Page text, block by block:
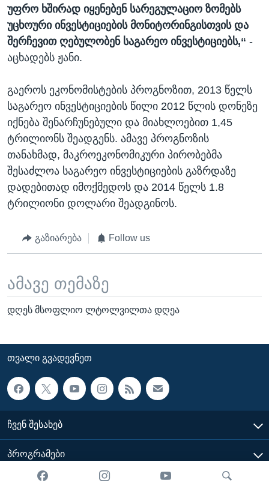
უფრო ხშირად იყენებენ სარეგულაციო ზომებს
უცხოური ინვესტიციების მონიტორინგისთვის და
შერჩევით ღებულობენ საგარეო ინვესტიციებს,“ -
აცხადებს ჟანი.
გაეროს ეკონომისტების პროგნოზით, 2013 წელს
საგარეო ინვესტიციების წილი 2012 წლის დონეზე
იქნება შენარჩუნებული და მიახლოებით 1,45
ტრილიონს შეადგენს. ამავე პროგნოზის
თანახმად, მაკროეკონომიკური პირობებმა
შესაძლოა საგარეო ინვესტიციების გაზრდაზე
დადებითად იმოქმედოს და 2014 წელს 1.8
ტრილიონი დოლარი შეადგინოს.
გაზიარება Follow us
ამავე თემაზე
დღეს მსოფლიო ლტოლვილთა დღეა
ᲗᲕᲐᲚᲘ ᲒᲕᲐᲓᲔᲕᲜᲔᲗ
ᲩᲕᲔᲜ ᲨᲔᲡᲐᲮᲔᲑ
ᲞᲠᲝᲒᲠᲐᲛᲔᲑᲘ